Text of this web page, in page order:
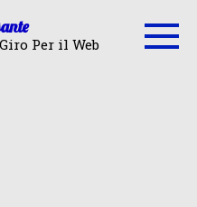
Per il Web